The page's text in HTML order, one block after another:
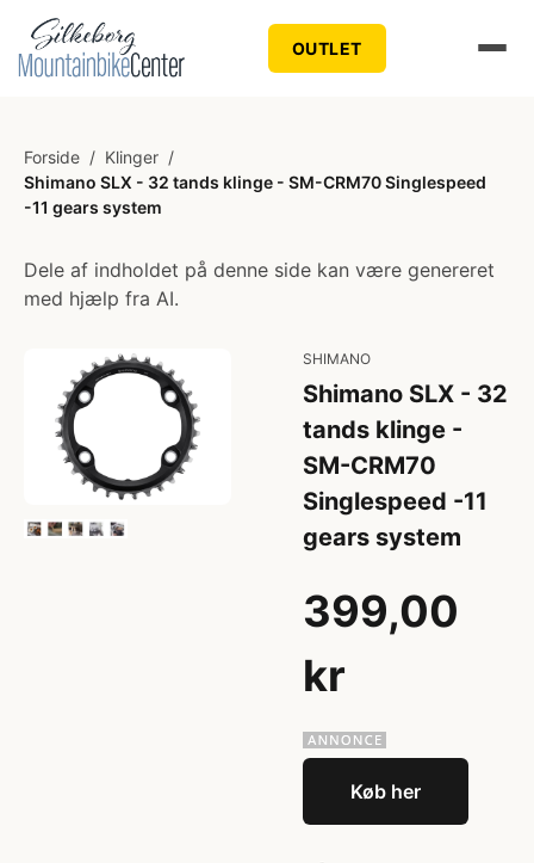
OUTLET
Forside / Klinger /
Shimano SLX - 32 tands klinge - SM-CRM70 Singlespeed
-11 gears system
Dele af indholdet på denne side kan være genereret
med hjælp fra AI.
SHIMANO
Shimano SLX - 32
tands klinge -
SM-CRM70
Singlespeed -11
gears system
399,00
kr
Køb her